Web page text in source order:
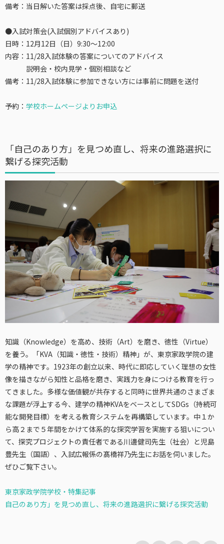
備考：当日解いた答案は採点後、自宅に郵送
●入試対策会(入試個別アドバイスあり)
日時：12月12日（日）9:30～12:00
内容：11/28入試体験の答案についてのアドバイス
説明会・校内見学・個別相談など
備考：11/28入試体験に参加できない方には事前に問題を送付
予約： 学校ホームページよりお申込
「自己のあり方」を見つめ直し、将来の進路選択に
繋げる探究活動
知識（Knowledge）を高め、技術（Art）を磨き、徳性（Virtue）
を養う。「KVA（知識・徳性・技術）精神」が、東京家政学院の建
学の精神です。1923年の創立以来、時代に即応していく理想の女性
像を描きながら知性と品格を磨き、実践力を身につける教育を行っ
てきました。多様な価値観が共存すると同時に世界共通のさまざま
な課題が浮上する今、建学の精神KVAをベースとしてSDGs（持続可
能な開発目標）を考える教育システムを再構築しています。中１か
ら高２まで５年間をかけて体系的な探究学習を実施する狙いについ
て、探究プロジェクトの責任者である川邊健司先生（社会）と児島
豊先生（国語）、入試広報係の髙橋祥乃先生にお話を伺いました。
ぜひご覧下さい。
東京家政学院学校・特集記事
自己のあり方」を見つめ直し、将来の進路選択に繋げる探究活動